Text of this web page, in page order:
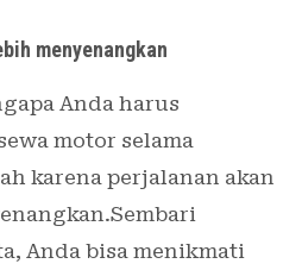
menyenangkan
Anda harus
motor selama
karena perjalanan akan
Anda bisa menikmati